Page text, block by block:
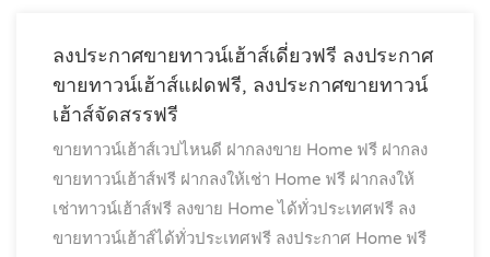
ลงประกาศขายทาวน์เฮ้าส์เดี่ยวฟรี ลงประกาศ
ขายทาวน์เฮ้าส์แฝดฟรี, ลงประกาศขายทาวน์
เฮ้าส์จัดสรรฟรี
ขายทาวน์เฮ้าส์เวปไหนดี ฝากลงขาย Home ฟรี ฝากลง
ขายทาวน์เฮ้าส์ฟรี ฝากลงให้เช่า Home ฟรี ฝากลงให้
เช่าทาวน์เฮ้าส์ฟรี ลงขาย Home ได้ทั่วประเทศฟรี ลง
ขายทาวน์เฮ้าส์ได้ทั่วประเทศฟรี ลงประกาศ Home ฟรี